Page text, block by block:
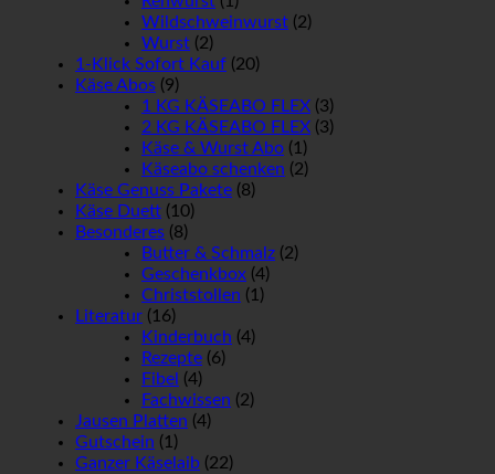
Wildschweinwurst (2)
Wurst (2)
1-Klick Sofort Kauf (20)
Käse Abos (9)
1 KG KÄSEABO FLEX (3)
2 KG KÄSEABO FLEX (3)
Käse & Wurst Abo (1)
Käseabo schenken (2)
Käse Genuss Pakete (8)
Käse Duett (10)
Besonderes (8)
Butter & Schmalz (2)
Geschenkbox (4)
Christstollen (1)
Literatur (16)
Kinderbuch (4)
Rezepte (6)
Fibel (4)
Fachwissen (2)
Jausen Platten (4)
Gutschein (1)
Ganzer Käselaib (22)